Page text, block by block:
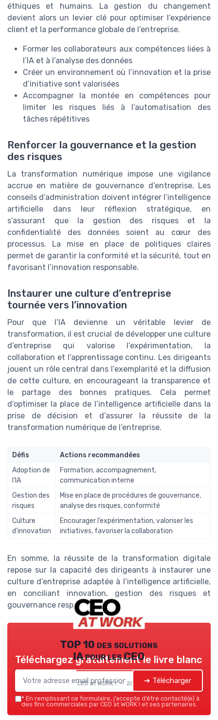
éthiques et humains. La gestion du changement
devient alors un levier clé pour optimiser l’expérience
client et la performance globale de l’entreprise.
Former les collaborateurs aux compétences liées à
l’IA et à l’analyse des données
Créer un environnement où l’innovation et la prise
d’initiative sont valorisées
Accompagner la montée en compétences pour
limiter les risques liés à l’automatisation des
tâches répétitives
Renforcer la gouvernance et la gestion
des risques
La transformation numérique impose une vigilance
accrue en matière de gouvernance d’entreprise. Les
conseils d’administration doivent intégrer l’intelligence
artificielle dans leur réflexion stratégique, en
s’assurant que la gestion des risques et la
confidentialité des données soient au cœur des
processus. La mise en place de politiques claires
permet de garantir la conformité et la sécurité, tout en
favorisant l’innovation responsable.
Instaurer une culture d’entreprise
tournée vers l’innovation
Pour que l’IA devienne un véritable levier de
transformation, il est crucial de développer une culture
d’entreprise qui valorise l’expérimentation, la
collaboration et l’apprentissage continu. Les dirigeants
jouent un rôle central dans l’exemplarité et la diffusion
de cette culture, en encourageant la transparence et
le partage des bonnes pratiques. Cela permet
d’optimiser la place de l’intelligence artificielle dans la
prise de décision et d’assurer la réussite de la
transformation numérique de l’entreprise.
Défis
Actions recommandées
Adoption de
l’IA
Formation, accompagnement,
communication interne
Gestion des
risques
Mise en place de procédures de gouvernance,
analyse des risques, conformité
Culture
d’innovation
Encourager l’expérimentation, valoriser les
initiatives, favoriser la collaboration
En somme, la réussite de la transformation digitale
repose sur la capacité des dirigeants à instaurer une
culture d’entreprise adaptée à l’intelligence artificielle,
en conciliant innovation, gestion des risques et
gouvernance responsable.
TOP 10 des solutions
IA pour les CEO
CEO at WORK ! — 2026
Téléchargez gratuitement le livre blanc
➔ Télécharger
* En remplissant ce formulaire, j’accepte d’être contacté(e) à
des fins commerciales par CEO at WORK ! et ses partenaires.